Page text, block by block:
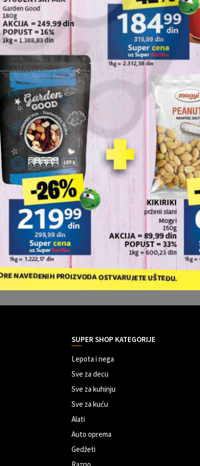
SUPER SHOP KATEGORIJE
Lepota i nega
Sve za decu
Sve za kuhinju
Sve za kuću
Alati
Auto oprema
Gedžeti